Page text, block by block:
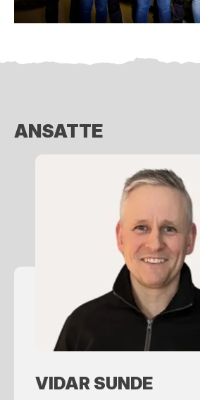
ANSATTE
VIDAR SUNDE